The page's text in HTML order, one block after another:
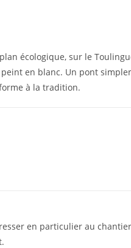
écologique, sur le
en blanc. Un pont
à la tradition.
en particulier au